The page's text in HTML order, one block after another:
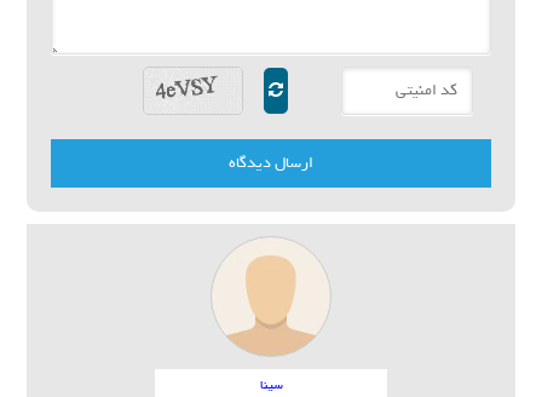
ارسال دیدگاه
سینا